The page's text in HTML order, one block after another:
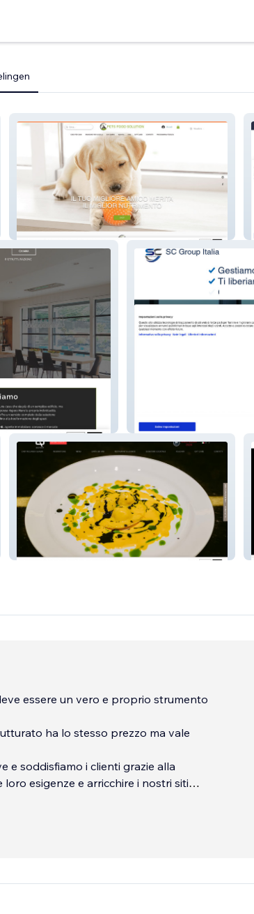
Pets Food Solution
Sc Group Italia
Quadri Bistrot
essere un vero e proprio strumento
ha lo stesso prezzo ma vale
e soddisfiamo i clienti grazie alla
esigenze e arricchire i nostri siti